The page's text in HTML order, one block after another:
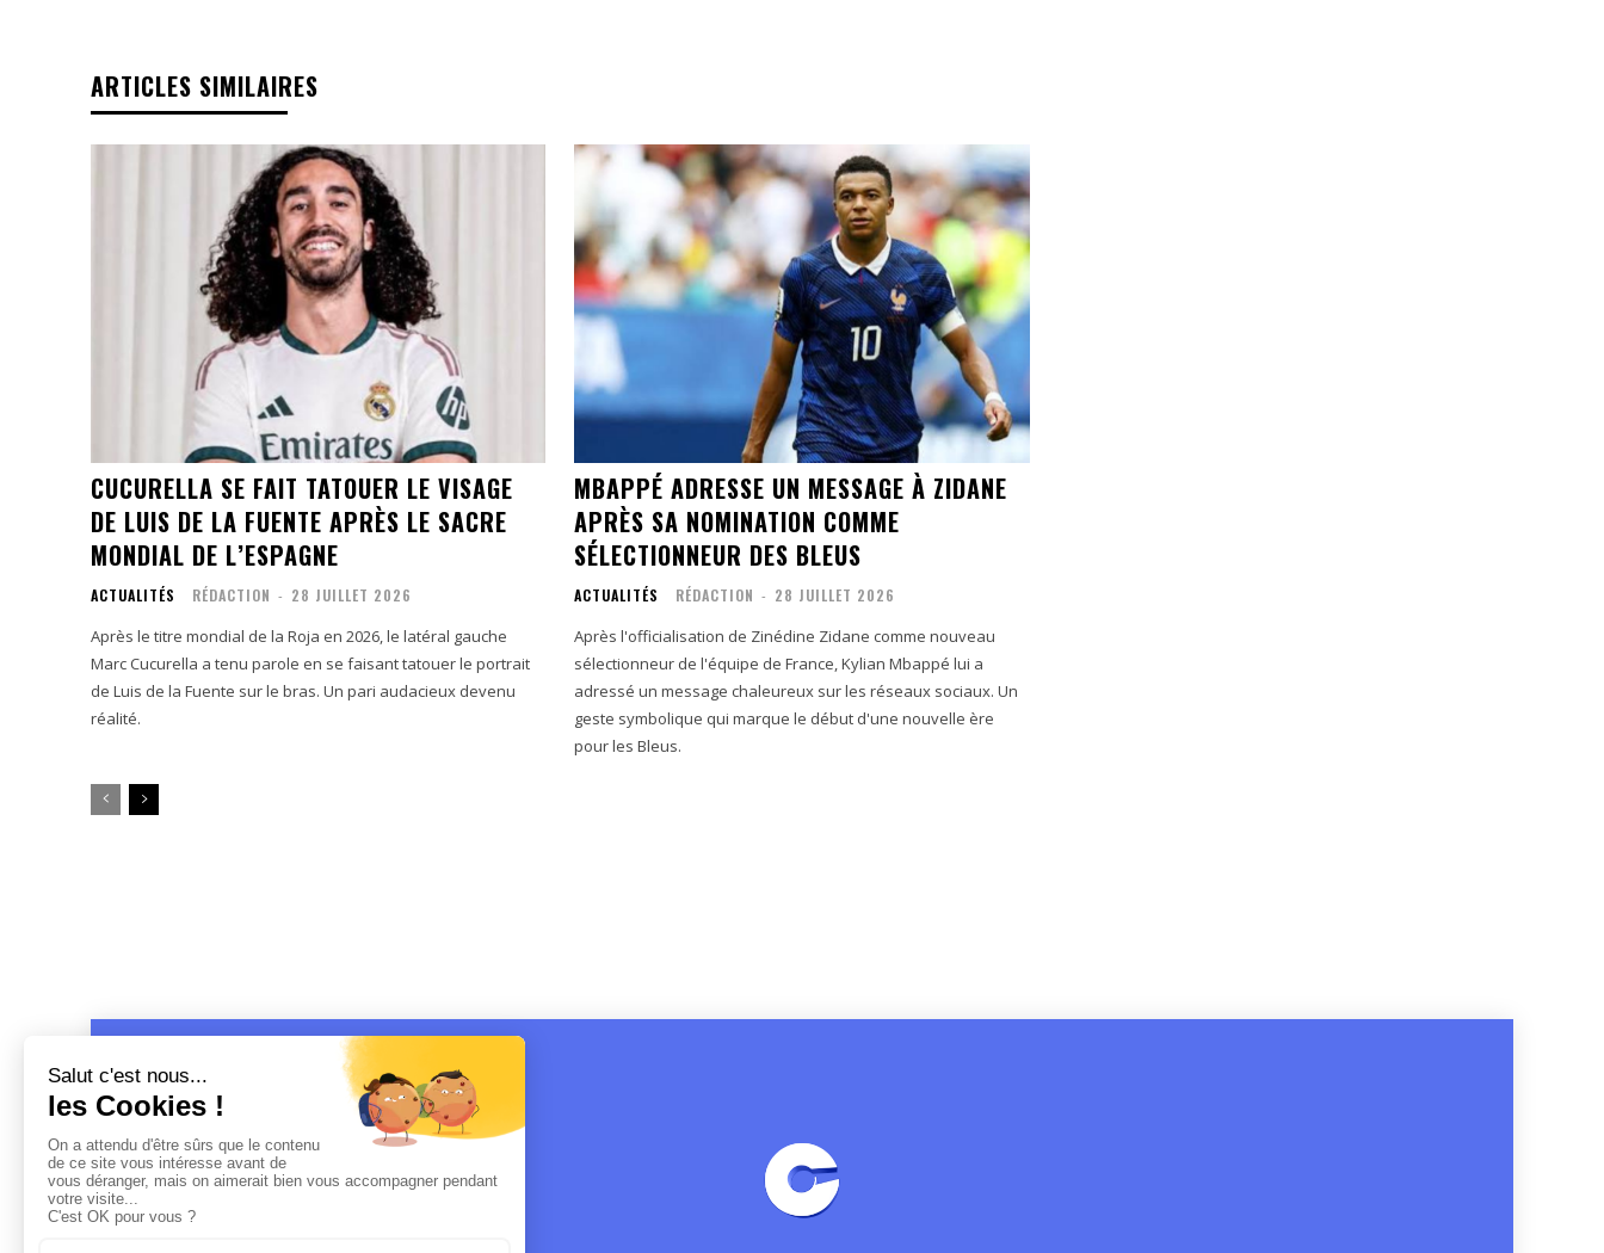
ARTICLES SIMILAIRES
CUCURELLA SE FAIT TATOUER LE VISAGE
DE LUIS DE LA FUENTE APRÈS LE SACRE
MONDIAL DE L’ESPAGNE
ACTUALITÉS RÉDACTION - 28 JUILLET 2026
Après le titre mondial de la Roja en 2026, le latéral gauche
Marc Cucurella a tenu parole en se faisant tatouer le portrait
de Luis de la Fuente sur le bras. Un pari audacieux devenu
réalité.
MBAPPÉ ADRESSE UN MESSAGE À ZIDANE
APRÈS SA NOMINATION COMME
SÉLECTIONNEUR DES BLEUS
ACTUALITÉS RÉDACTION - 28 JUILLET 2026
Après l'officialisation de Zinédine Zidane comme nouveau
sélectionneur de l'équipe de France, Kylian Mbappé lui a
adressé un message chaleureux sur les réseaux sociaux. Un
geste symbolique qui marque le début d'une nouvelle ère
pour les Bleus.